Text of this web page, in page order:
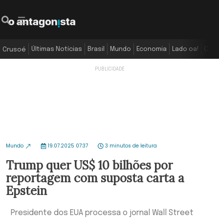
Crusoé Últimas Notícias Brasil Mundo Economia Lado oa!
Mundo 19.07.2025 07:37 3 minutos de leitura
Trump quer US$ 10 bilhões por
reportagem com suposta carta a
Epstein
Presidente dos EUA processa o jornal Wall Street